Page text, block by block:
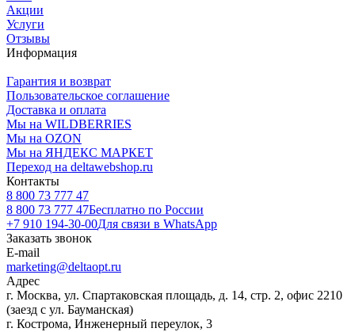
Акции
Услуги
Отзывы
Информация
Гарантия и возврат
Пользовательское соглашение
Доставка и оплата
Мы на WILDBERRIES
Мы на OZON
Мы на ЯНДЕКС МАРКЕТ
Переход на deltawebshop.ru
Контакты
8 800 73 777 47
8 800 73 777 47Бесплатно по России
+7 910 194-30-00Для связи в WhatsApp
Заказать звонок
E-mail
marketing@deltaopt.ru
Адрес
г. Москва, ул. Спартаковская площадь, д. 14, стр. 2, офис 2210
(заезд с ул. Бауманская)
г. Кострома, Инженерный переулок, 3